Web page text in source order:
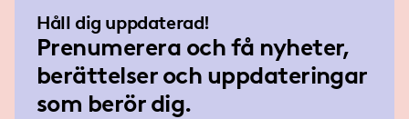
Håll dig uppdaterad!
Prenumerera och få nyheter,
berättelser och uppdateringar
som berör dig.